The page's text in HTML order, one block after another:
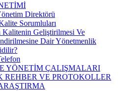
Direktörü
Sorumluları
Kalitenin Geliştirilmesi Ve
Dair Yönetmenlik
YÖNETİM ÇALIŞMALARI
REHBER VE PROTOKOLLER